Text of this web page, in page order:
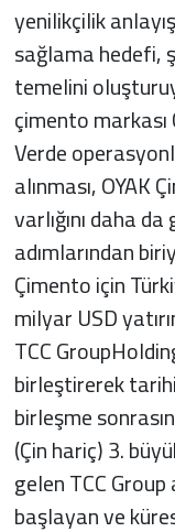
yenilikçilik
sağlama hedefi,
temelini
çimento markası
Verde
alınması, OYAK
varlığını daha
adımlarından
Çimento için
milyar USD
TCC
birleştirerek
birleşme
(Çin hariç) 3.
gelen TCC
başlayan ve